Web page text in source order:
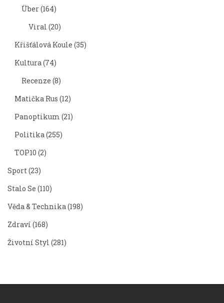
Über(164)
Viral (20)
Křišťálová Koule (35)
Kultura (74)
Recenze (8)
Matička Rus (12)
Panoptikum (21)
Politika (255)
TOP10 (2)
Sport (23)
Stalo Se (110)
Věda & Technika (198)
Zdraví (168)
Životní Styl (281)